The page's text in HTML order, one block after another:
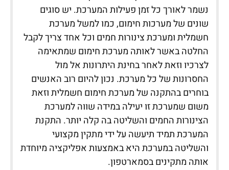
נשמר לאורך כל זמן פעילות המערכת. יש סוגים
שונים של מערכות חימום, כמו למשל מערכת
חשמלית ומערכת צינורות חמים וכל אחד צריך לקבל
החלטה באשר לאותה מערכת חימום שמתאימה
לצרכיו וזאת לאחר בחינת היתרונות אל מול
החסרונות של כל מערכת. נכון להיום רוב האנשים
בוחרים בהתקנה של מערכת חימום חשמלית וזאת
משום שמערכת זו יעילה במידה שווה למערכת
הצינורות החמים והשליטה בה קלה יותר. התקנת
המערכת תמיד תיעשה על ידי מתקין מקצועי
והשליטה במערכת היא באמצעות אפליקציה מיוחדת
אותה מתקינים בסמארטפון.